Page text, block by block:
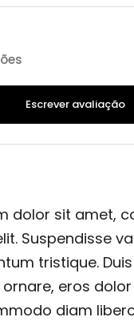
Escrever avaliação
dolor sit amet,
Suspendisse
tristique.
eros
diam